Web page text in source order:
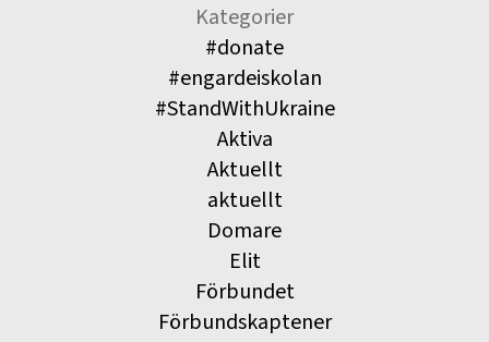
Kategorier
#donate
#engardeiskolan
#StandWithUkraine
Aktiva
Aktuellt
aktuellt
Domare
Elit
Förbundet
Förbundskaptener